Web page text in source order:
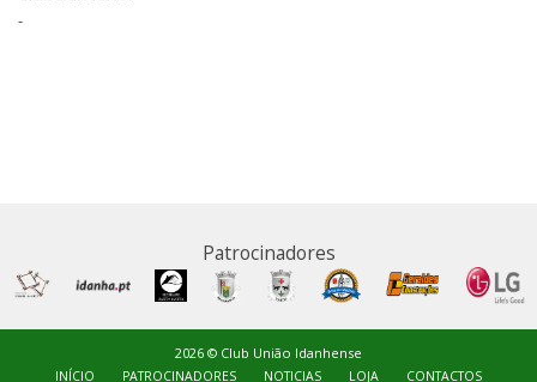
-
Patrocinadores
2026 © Club União Idanhense
INÍCIO PATROCINADORES NOTICIAS LOJA CONTACTOS